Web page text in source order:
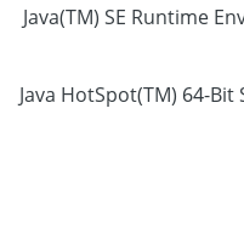
Java(TM) SE Runtime
Java HotSpot(TM) 64-